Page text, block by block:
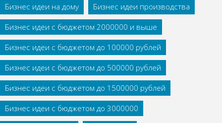
Бизнес идеи на дому
Бизнес идеи производства
Бизнес идеи с бюджетом 2000000 и выше
Бизнес идеи с бюджетом до 100000 рублей
Бизнес идеи с бюджетом до 500000 рублей
Бизнес идеи с бюджетом до 1500000 рублей
Бизнес идеи с бюджетом до 3000000